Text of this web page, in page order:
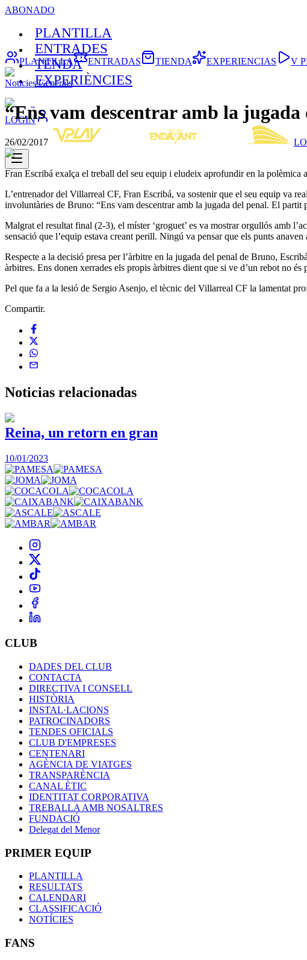
ABONADO
PLANTILLA
ENTRADES
TENDA
EXPERIÈNCIES
LOGIN
PLANTILLA ENTRADAS TIENDA EXPERIENCIAS V
Noticies Generals
“Ens vam descentrar amb la jugada
26/02/2017
Fran Escribá exalça el treball del seu equip i eludeix aprofundir en la polèmica
L’entrenador del Villarreal CF, Fran Escribá, va sostenir que el seu equip va
involuntàries de Bruno: “Ens vam descentrar amb la jugada del penal. El
Malgrat el resultat final (2-3), el míster ‘groguet’ es va mostrar orgullós amb
sensació que l’equip estava creant perill. Ningú va pensar que els punts anaven
Respecte a la decisió presa per l’àrbitre en la jugada del penal de Bruno,
àrbitres. Ens donen xerrades els propis àrbitres dient que si ve d’un rebot no
Pel que fa a la lesió de Sergio Asenjo, el tècnic del Villarreal CF la lamentat
Compartir.
Noticias relacionadas
Reina, un retorn en gran
10/01/2023
CLUB
DADES DEL CLUB
CONTACTA
DIRECTIVA I CONSELL
HISTÒRIA
INSTAL·LACIONS
PATROCINADORS
TENDES OFICIALS
CLUB D'EMPRESES
CENTENARI
AGÈNCIA DE VIATGES
TRANSPARÈNCIA
CANAL ÈTIC
IDENTITAT CORPORATIVA
TREBALLA AMB NOSALTRES
FUNDACIÓ
Delegat del Menor
PRIMER EQUIP
PLANTILLA
RESULTATS
CALENDARI
CLASSIFICACIÓ
NOTÍCIES
FANS